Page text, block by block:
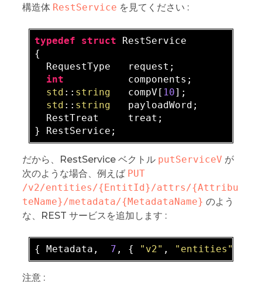
構造体 RestService を見てください :
typedef struct RestService
{
  RequestType   request;
int
           components;
std :: string
   compV[
10];
std :: string
   payloadWord;
  RestTreat     treat;
だから、RestService ベクトル putServiceV が
次のような場合、例えば PUT
/v2/entities/{EntitId}/attrs/{Attribu
teName}/metadata/{MetadataName} のよう
な、REST サービスを追加します :
{ Metadata, 7 , { "v2" , "entities"
注意 :